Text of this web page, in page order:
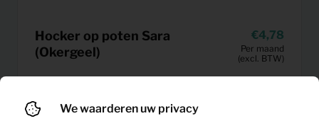
Hocker op poten Sara
(Okergeel)
4,78
Per maand
(excl. BTW)
We waarderen uw privacy